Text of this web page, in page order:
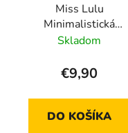
Miss Lulu
Minimalistická
vodeodolná crossbody
Skladom
€9,90
DO KOŠÍKA